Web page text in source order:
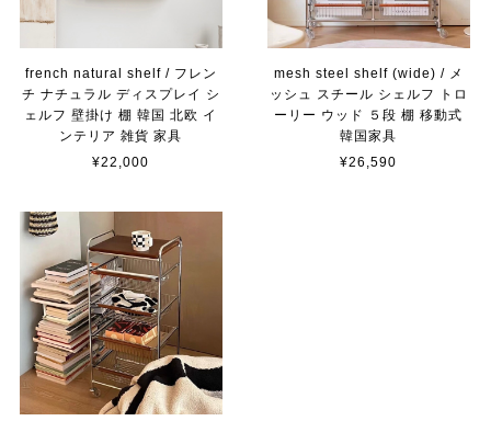
french natural shelf / フレン
チ ナチュラル ディスプレイ シ
ェルフ 壁掛け 棚 韓国 北欧 イ
ンテリア 雑貨 家具
¥22,000
mesh steel shelf (wide) / メ
ッシュ スチール シェルフ トロ
ーリー ウッド ５段 棚 移動式
韓国家具
¥26,590